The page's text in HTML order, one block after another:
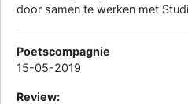
door samen te werken met
Poetscompagnie
15-05-2019
Review: